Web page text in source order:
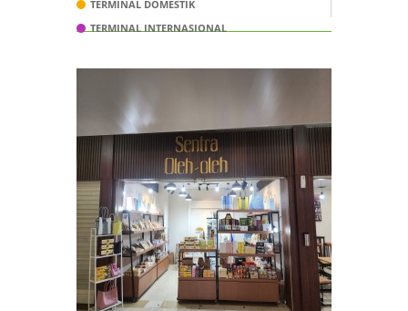
TERMINAL DOMESTIK
TERMINAL INTERNASIONAL